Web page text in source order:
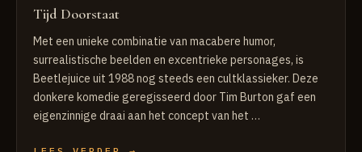
Tijd Doorstaat
Met een unieke combinatie van macabere humor,
surrealistische beelden en excentrieke personages, is
Beetlejuice uit 1988 nog steeds een cultklassieker. Deze
donkere komedie geregisseerd door Tim Burton gaf een
eigenzinnige draai aan het concept van het …